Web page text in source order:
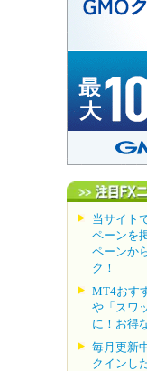
当サイト
ペーンを
ペーンか
ク！
MT4おす
や「スワ
に！お得
毎月更新
クインし